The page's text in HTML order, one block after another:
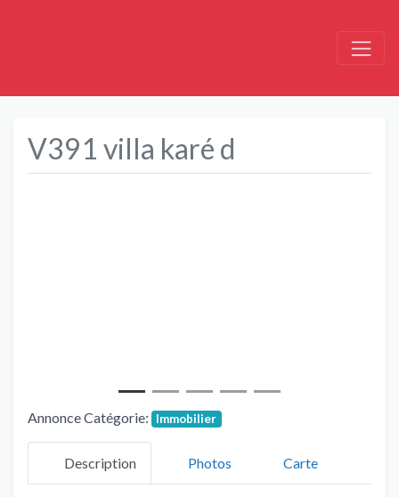
V391 villa karé d
Annonce Catégorie: Immobilier
Description Photos Carte